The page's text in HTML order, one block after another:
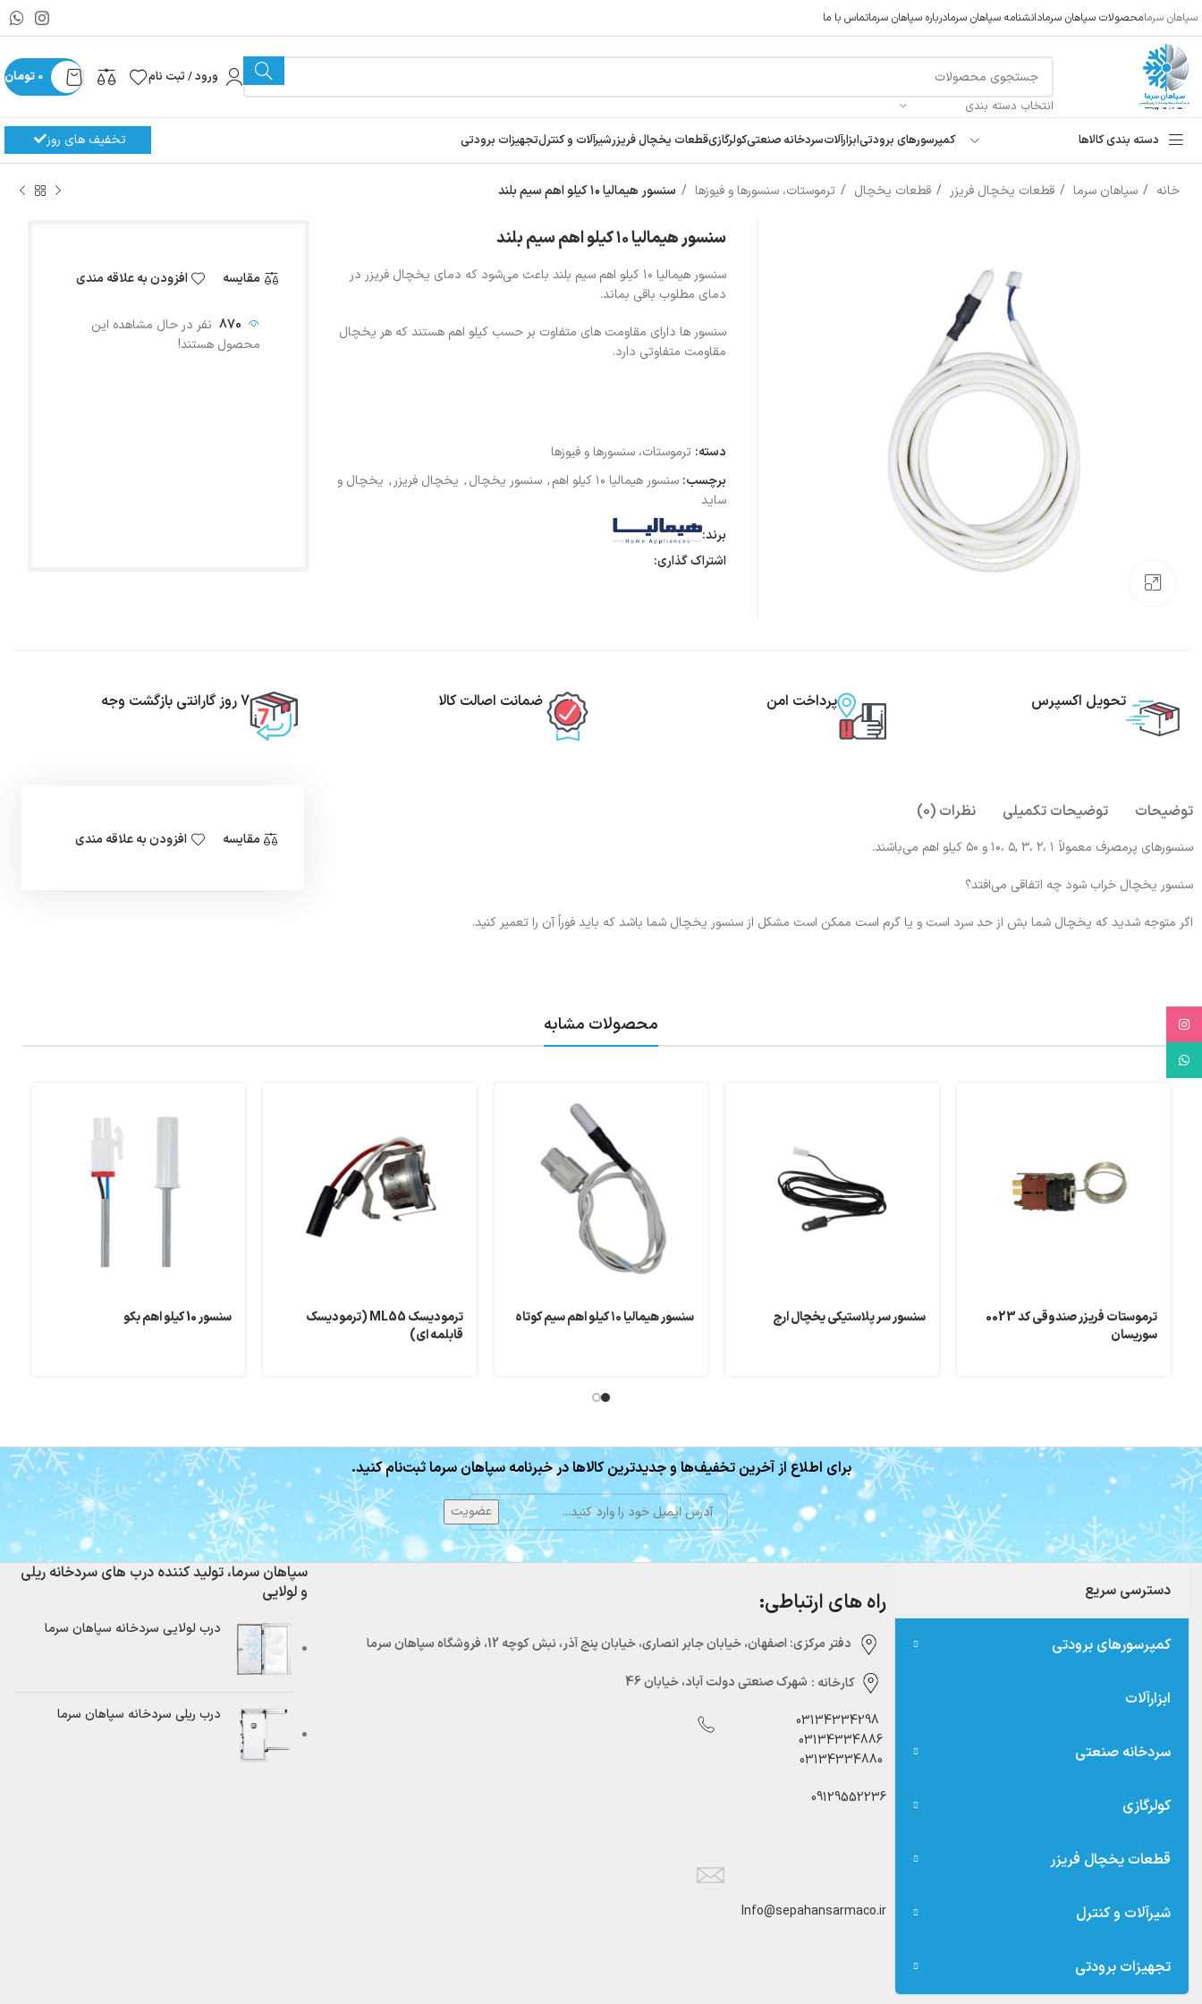
سپاهان سرمامحصولات سپاهان سرمادانشنامه سپاهان سرمادرباره سپاهان سرماتماس با ما
انتخاب دسته بندی
ورود / ثبت نام 0 تومان
دسته بندی کالاها کمپرسورهای برودتیابزارآلاتسردخانه صنعتیکولرگازیقطعات یخچال فریزرشیرآلات و کنترلتجهیزات برودتی تخفیف های روز
خانه سپاهان سرما قطعات یخچال فریزر قطعات یخچال ترموستات، سنسورها و فیوزها سنسور هیمالیا ۱۰ کیلو اهم سیم بلند
سنسور هیمالیا ۱۰ کیلو اهم سیم بلند
سنسور هیمالیا ۱۰ کیلو اهم سیم بلند باعث می‌شود که دمای یخچال فریزر در
دمای مطلوب باقی بماند.
سنسور ها دارای مقاومت های متفاوت بر حسب کیلو اهم هستند که هر یخچال
مقاومت متفاوتی دارد.
دسته: ترموستات، سنسورها و فیوزها
برچسب: سنسور هیمالیا ۱۰ کیلو اهم , سنسور یخچال, یخچال فریزر , یخچال و
ساید
برند:
اشتراک گذاری:
مقایسه افزودن به علاقه مندی
870 نفر در حال مشاهده این
محصول هستند!
تحویل اکسپرس پرداخت امن ضمانت اصالت کالا 7 روز گارانتی بازگشت وجه
توضیحات توضیحات تکمیلی نظرات (0)
سنسور‌های پر‌مصرف معمولاً ۱ ،۲ ،۳ ,۵ ،۱۰ و ۵۰ کیلو اهم می‌باشند.
سنسور یخچال خراب شود چه اتفاقی می‌افتد؟
اگر متوجه شدید که یخچال شما بش از حد سرد است و یا گرم است ممکن است مشکل از سنسور یخچال شما باشد که باید فوراً آن را تعمیر کنید.
مقایسه افزودن به علاقه مندی
محصولات مشابه
ترموستات فریزر صندوقی کد 0023
سوریسان
سنسور سر پلاستیکی یخچال ارج سنسور هیمالیا ۱۰ کیلو اهم سیم کوتاه
ترمودیسک ML55 (ترمودیسک
قابلمه ای)
سنسور 10 کیلو اهم بکو
برای اطلاع از آخرین تخفیف‌ها و جدیدترین کالاها در خبرنامه سپاهان سرما ثبت‌نام کنید.
دسترسی سریع
کمپرسورهای برودتی
ابزارآلات
سردخانه صنعتی
کولرگازی
قطعات یخچال فریزر
شیرآلات و کنترل
تجهیزات برودتی
راه های ارتباطی:
دفتر مرکزی:‌ اصفهان، خیابان جابر انصاری، خیابان پنج آذر، نبش کوچه 12، فروشگاه سپاهان سرما
کارخانه : شهرک صنعتی دولت آباد، خیابان 46
03134334298
03134334886
03134334880
09129552236
Info@sepahansarmaco.ir
سپاهان سرما، تولید کننده درب های سردخانه ریلی
و لولایی
درب لولایی سردخانه سپاهان سرما
درب ریلی سردخانه سپاهان سرما